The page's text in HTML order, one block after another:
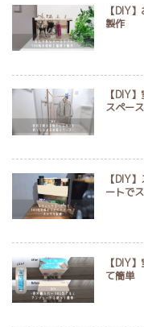
【DIY
製作
【DIY
スペース
【DIY
ートで
【DIY
て簡単